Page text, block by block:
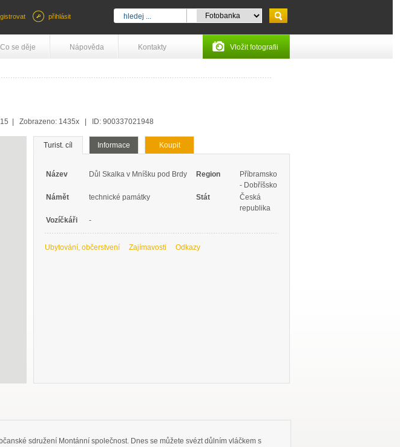
přihlásit
Co se děje Nápověda Kontakty Vložit fotografii
| Zobrazeno: 1435x | ID: 900337021948
Název Důl Skalka v Mníšku pod Brdy Region
Příbramsko
- Dobříšsko
Námět
technické památky Stát
Česká
republika
Vozíčkáři
-
Ubytování, občerstvení Zajímavosti Odkazy
Turist. cíl Informace Koupit
sdružení Montánní společnost. Dnes se můžete svézt důlním vláčkem s